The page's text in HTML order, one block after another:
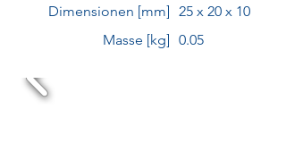
Dimensionen [mm] 25 x 20 x 10
Masse [kg] 0.05